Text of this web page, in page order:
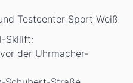
Testcenter Sport Weiß
Skilift:
der Uhrmacher-